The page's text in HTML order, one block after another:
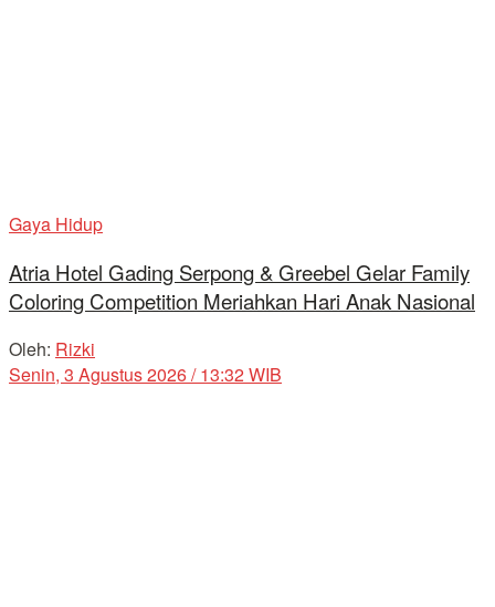
Gaya Hidup
Atria Hotel Gading Serpong & Greebel Gelar Family
Coloring Competition Meriahkan Hari Anak Nasional
Oleh: Rizki
Senin, 3 Agustus 2026 / 13:32 WIB